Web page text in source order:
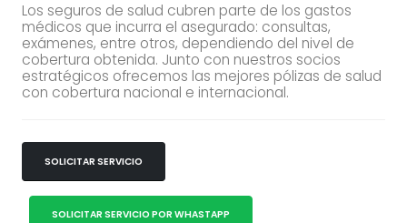
Los seguros de salud cubren parte de los gastos
médicos que incurra el asegurado: consultas,
exámenes, entre otros, dependiendo del nivel de
cobertura obtenida. Junto con nuestros socios
estratégicos ofrecemos las mejores pólizas de salud
con cobertura nacional e internacional.
SOLICITAR SERVICIO
SOLICITAR SERVICIO POR WHASTAPP